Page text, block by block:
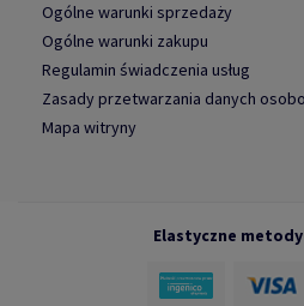
Ogólne warunki sprzedaży
Ogólne warunki zakupu
Regulamin świadczenia usług
Zasady przetwarzania danych
Mapa witryny
Elastyczne